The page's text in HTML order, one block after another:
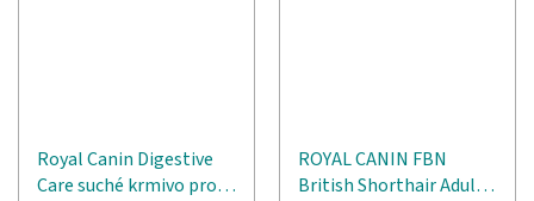
Royal Canin Digestive
Care suché krmivo pro
ROYAL CANIN FBN
British Shorthair Adult